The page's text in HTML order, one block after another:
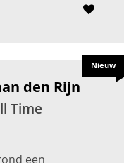
den Rijn
Time
een
Nieuw